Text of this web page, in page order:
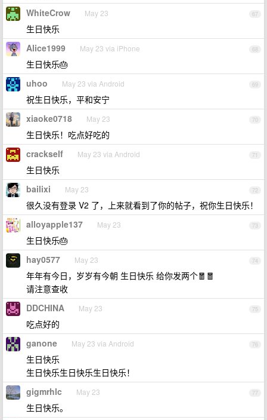
67
WhiteCrow May 23
生日快乐
68
Alice1999 May 23 via iPhone
生日快乐🎂
69
uhoo May 23 via Android
祝生日快乐，平和安宁
70
xiaoke0718 May 23
生日快乐！吃点好吃的
71
crackself May 23 via Android
生日快乐
72
bailixi May 23
很久没有登录 V2 了，上来就看到了你的帖子，祝你生日快乐！
73
alloyapple137 May 23
生日快乐🎂
74
hay0577 May 23
年年有今日，岁岁有今朝 生日快乐 给你发两个🧧🧧
请注意查收
75
DDCHINA May 23
吃点好的
76
ganone May 23 via Android
生日快乐
生日快乐生日快乐生日快乐！
77
gigmrhlc May 23
生日快乐。